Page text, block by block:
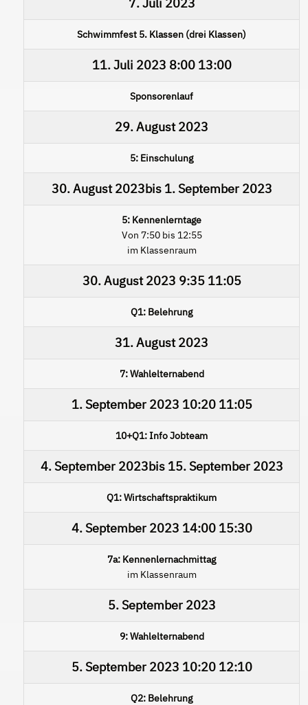
Schwimmfest 5. Klassen (drei Klassen)
11. Juli 2023 8:00 13:00
Sponsorenlauf
29. August 2023
5: Einschulung
30. August 2023bis 1. September 2023
5: Kennenlerntage
Von 7:50 bis 12:55
im Klassenraum
30. August 2023 9:35 11:05
Q1: Belehrung
31. August 2023
7: Wahlelternabend
1. September 2023 10:20 11:05
10+Q1: Info Jobteam
4. September 2023bis 15. September 2023
Q1: Wirtschaftspraktikum
4. September 2023 14:00 15:30
7a: Kennenlernachmittag
im Klassenraum
5. September 2023
9: Wahlelternabend
5. September 2023 10:20 12:10
Q2: Belehrung